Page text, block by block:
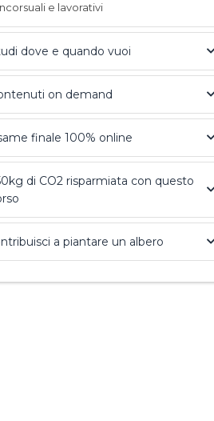
e lavorativi
dove e quando vuoi
on demand
finale 100% online
di CO2 risparmiata con questo
a piantare un albero